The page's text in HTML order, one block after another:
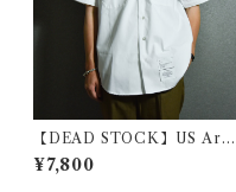
【DEAD STOCK】US Arm
y Short-Sleeve Utility Shirt
s アメリカ軍 半袖 ユーティリ
¥7,800